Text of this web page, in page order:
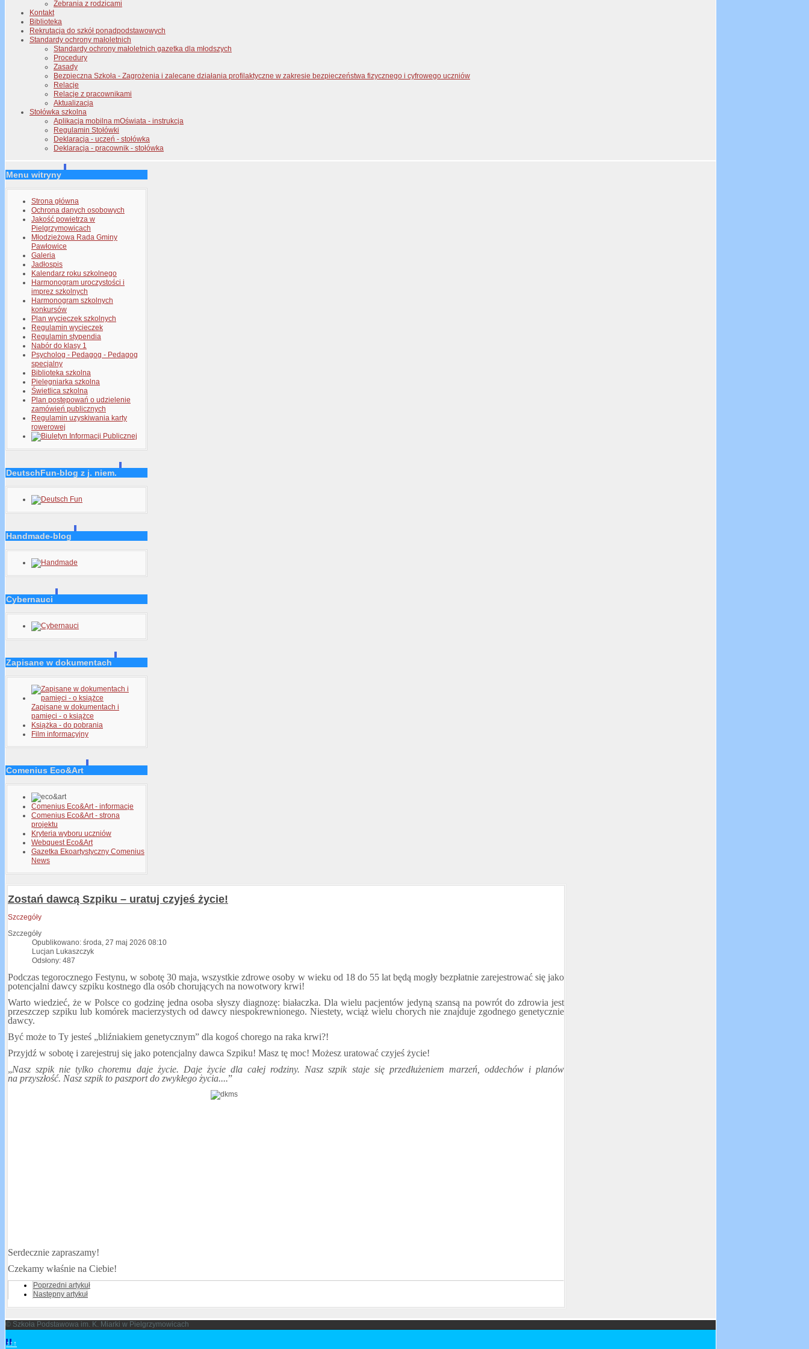
Zebrania z rodzicami
Kontakt
Biblioteka
Rekrutacja do szkół ponadpodstawowych
Standardy ochrony małoletnich
Standardy ochrony małoletnich gazetka dla młodszych
Procedury
Zasady
Bezpieczna Szkoła - Zagrożenia i zalecane działania profilaktyczne w zakresie bezpieczeństwa fizycznego i cyfrowego uczniów
Relacje
Relacje z pracownikami
Aktualizacja
Stołówka szkolna
Aplikacja mobilna mOświata - instrukcja
Regulamin Stołówki
Deklaracja - uczeń - stołówka
Deklaracja - pracownik - stołówka
Menu witryny
Strona główna
Ochrona danych osobowych
Jakość powietrza w
Pielgrzymowicach
Młodzieżowa Rada Gminy
Pawłowice
Galeria
Jadłospis
Kalendarz roku szkolnego
Harmonogram uroczystości i
imprez szkolnych
Harmonogram szkolnych
konkursów
Plan wycieczek szkolnych
Regulamin wycieczek
Regulamin stypendia
Nabór do klasy 1
Psycholog - Pedagog - Pedagog
specjalny
Biblioteka szkolna
Pielęgniarka szkolna
Świetlica szkolna
Plan postępowań o udzielenie
zamówień publicznych
Regulamin uzyskiwania karty
rowerowej
DeutschFun-blog z j. niem.
Handmade-blog
Cybernauci
Zapisane w dokumentach
Zapisane w dokumentach i
pamięci - o książce
Książka - do pobrania
Film informacyjny
Comenius Eco&Art
Comenius Eco&Art - informacje
Comenius Eco&Art - strona
projektu
Kryteria wyboru uczniów
Webquest Eco&Art
Gazetka Ekoartystyczny Comenius
News
Zostań dawcą Szpiku – uratuj czyjeś życie!
Szczegóły
Szczegóły
Opublikowano: środa, 27 maj 2026 08:10
Lucjan Lukaszczyk
Odsłony: 487
Podczas tegorocznego Festynu, w sobotę 30 maja, wszystkie zdrowe osoby w wieku od 18 do 55 lat będą mogły bezpłatnie zarejestrować się jako
potencjalni dawcy szpiku kostnego dla osób chorujących na nowotwory krwi!
Warto wiedzieć, że w Polsce co godzinę jedna osoba słyszy diagnozę: białaczka. Dla wielu pacjentów jedyną szansą na powrót do zdrowia jest
przeszczep szpiku lub komórek macierzystych od dawcy niespokrewnionego. Niestety, wciąż wielu chorych nie znajduje zgodnego genetycznie
dawcy.
Być może to Ty jesteś „bliźniakiem genetycznym” dla kogoś chorego na raka krwi?!
Przyjdź w sobotę i zarejestruj się jako potencjalny dawca Szpiku! Masz tę moc! Możesz uratować czyjeś życie!
„Nasz szpik nie tylko choremu daje życie. Daje życie dla całej rodziny. Nasz szpik staje się przedłużeniem marzeń, oddechów i planów
na przyszłość. Nasz szpik to paszport do zwykłego życia....”
Serdecznie zapraszamy!
Czekamy właśnie na Ciebie!
Poprzedni artykuł
Następny artykuł
© Szkoła Podstawowa im. K. Miarki w Pielgrzymowicach
↑↑↑